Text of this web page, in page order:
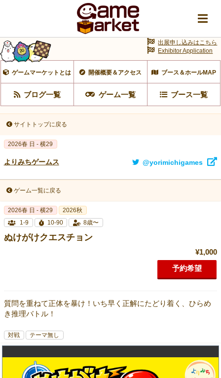
ゲームマーケットとは 開催概要＆アクセス ブース＆ホールMAP
ブログ一覧 ゲーム一覧 ブース一覧
出展申し込みはこちら
Exhibitor Application
サイトトップに戻る
2026春 日 - 横29
よりみちゲームス @yorimichigames
ゲーム一覧に戻る
2026春 日 - 横29
2026秋
1-9
10-90 8歳〜
ぬけがけクエスチョン
¥1,000
予約希望
質問を重ねて正体を暴け！いち早く正解にたどり着く、ひらめ
き推理バトル！
対戦 テーマ無し